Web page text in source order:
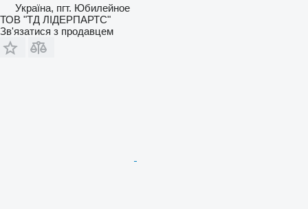
Україна, пгт. Юбилейное
ТОВ "ТД ЛІДЕРПАРТС"
Зв'язатися з продавцем